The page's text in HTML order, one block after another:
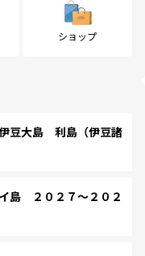
ショップ
大島 利島（伊豆諸
島 ２０２７～２０２